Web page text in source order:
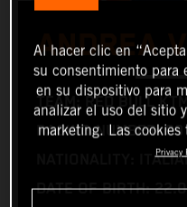
ANDREA
TEAM: RED BULL
RACING NUMBER: 99
NATIONALITY:
DATE OF BIRTH:
Al hacer clic en
su consentimiento para
en su dispositivo para
analizar el uso del sitio
marketing. Las
Privacy